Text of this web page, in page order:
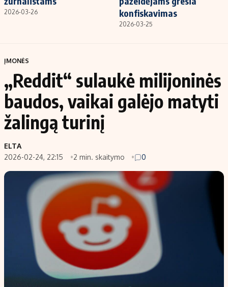
2026-03-26
konfiskavimas
2026-03-25
ĮMONĖS
„Reddit“ sulaukė milijoninės
baudos, vaikai galėjo matyti
žalingą turinį
ELTA
2026-02-24, 22:15
2 min. skaitymo 0